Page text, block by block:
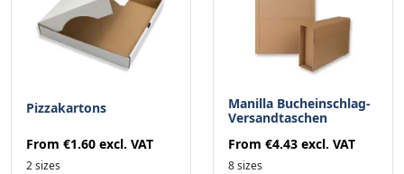
Pizzakartons
From €1.60 excl. VAT
2 sizes
Manilla Bucheinschlag-
Versandtaschen
From €4.43 excl. VAT
8 sizes